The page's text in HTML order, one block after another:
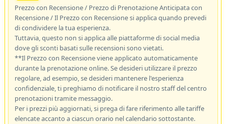
Prezzo con Recensione / Prezzo di Prenotazione Anticipata con
Recensione / Il Prezzo con Recensione si applica quando prevedi
di condividere la tua esperienza.
Tuttavia, questo non si applica alle piattaforme di social media
dove gli sconti basati sulle recensioni sono vietati.
**Il Prezzo con Recensione viene applicato automaticamente
durante la prenotazione online. Se desideri utilizzare il prezzo
regolare, ad esempio, se desideri mantenere l'esperienza
confidenziale, ti preghiamo di notificare il nostro staff del centro
prenotazioni tramite messaggio.
Per i prezzi più aggiornati, si prega di fare riferimento alle tariffe
elencate accanto a ciascun orario nel calendario sottostante.